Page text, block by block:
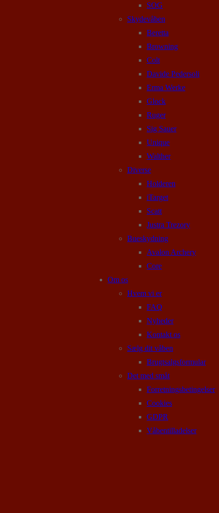
SOG
Skydevåben
Beretta
Browning
Colt
Davide Pedersoli
Erma Werke
Glock
Ruger
Sig Sauer
Unique
Walther
Diverse
Holderen
iTarget
Scatt
Justra Trezory
Bueskydning
Avalon Archery
Core
Om os
Hvem vi er
FAQ
Nyheder
Kontakt os
Sælg dit våben
Brugtsalgsformular
Det med småt
Forretningsbetingelser
Cookies
GDPR
Våbentilladelser